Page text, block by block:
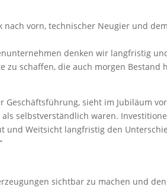
nach vorn, technischer Neugier und
denken wir langfristig
schaffen, die auch morgen Bestand
Geschäfts­führung, sieht im Jubiläum
selbstverständlich waren.
Weitsicht langfristig den
sichtbar zu machen und